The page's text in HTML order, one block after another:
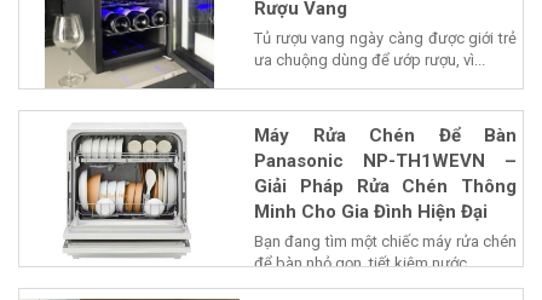
Rượu Vang
Tủ rượu vang ngày càng được giới trẻ
ưa chuộng dùng để ướp rượu, vì...
Máy Rửa Chén Để Bàn
Panasonic NP-TH1WEVN –
Giải Pháp Rửa Chén Thông
Minh Cho Gia Đình Hiện Đại
Bạn đang tìm một chiếc máy rửa chén
để bàn nhỏ gọn, tiết kiệm nước...